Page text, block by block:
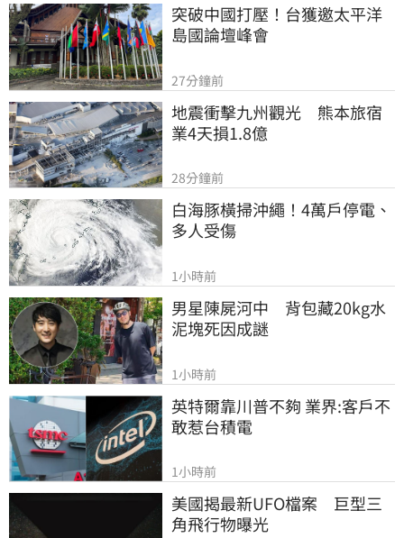
突破中國打壓！台獲邀太平洋
島國論壇峰會
27分鐘前
地震衝擊九州觀光　熊本旅宿
業4天損1.8億
28分鐘前
白海豚橫掃沖繩！4萬戶停電、
多人受傷
1小時前
男星陳屍河中　背包藏20kg水
泥塊死因成謎
1小時前
英特爾靠川普不夠 業界:客戶不
敢惹台積電
1小時前
美國揭最新UFO檔案　巨型三
角飛行物曝光